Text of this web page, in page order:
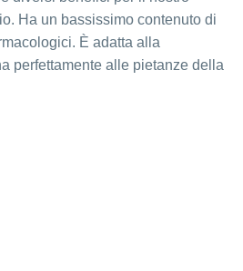
Ha un bassissimo contenuto di
È adatta alla
perfettamente alle pietanze della